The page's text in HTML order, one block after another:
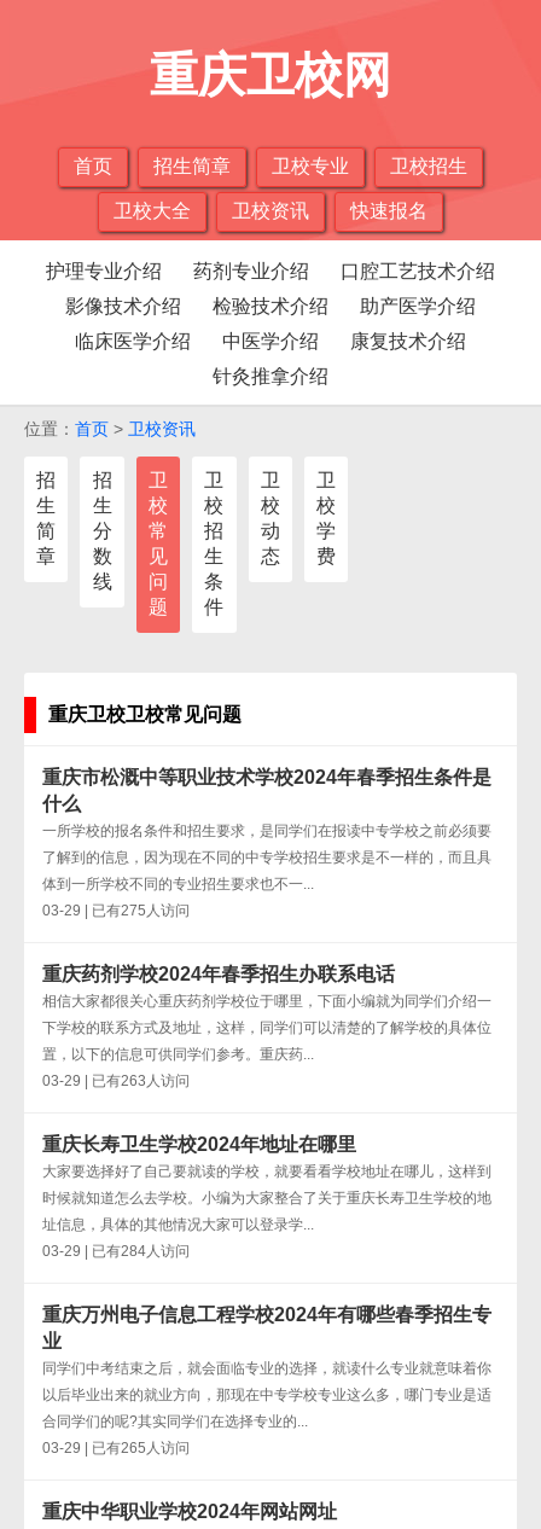
重庆卫校网
首页 招生简章 卫校专业 卫校招生
卫校大全 卫校资讯 快速报名
护理专业介绍 药剂专业介绍
口腔工艺技术介绍
影像技术介绍
检验技术介绍
助产医学介绍
临床医学介绍
中医学介绍
康复技术介绍
针灸推拿介绍
位置： 首页 > 卫校资讯
招
生
简
章
招
生
分
数
线
卫
校
常
见
问
题
卫
校
招
生
条
件
卫
校
动
态
卫
校
学
费
重庆卫校卫校常见问题
重庆市松溉中等职业技术学校2024年春季招生条件是
什么
一所学校的报名条件和招生要求，是同学们在报读中专学校之前必须要
了解到的信息，因为现在不同的中专学校招生要求是不一样的，而且具
体到一所学校不同的专业招生要求也不一...
03-29 | 已有275人访问
重庆药剂学校2024年春季招生办联系电话
相信大家都很关心重庆药剂学校位于哪里，下面小编就为同学们介绍一
下学校的联系方式及地址，这样，同学们可以清楚的了解学校的具体位
置，以下的信息可供同学们参考。重庆药...
03-29 | 已有263人访问
重庆长寿卫生学校2024年地址在哪里
大家要选择好了自己要就读的学校，就要看看学校地址在哪儿，这样到
时候就知道怎么去学校。小编为大家整合了关于重庆长寿卫生学校的地
址信息，具体的其他情况大家可以登录学...
03-29 | 已有284人访问
重庆万州电子信息工程学校2024年有哪些春季招生专
业
同学们中考结束之后，就会面临专业的选择，就读什么专业就意味着你
以后毕业出来的就业方向，那现在中专学校专业这么多，哪门专业是适
合同学们的呢?其实同学们在选择专业的...
03-29 | 已有265人访问
重庆中华职业学校2024年网站网址